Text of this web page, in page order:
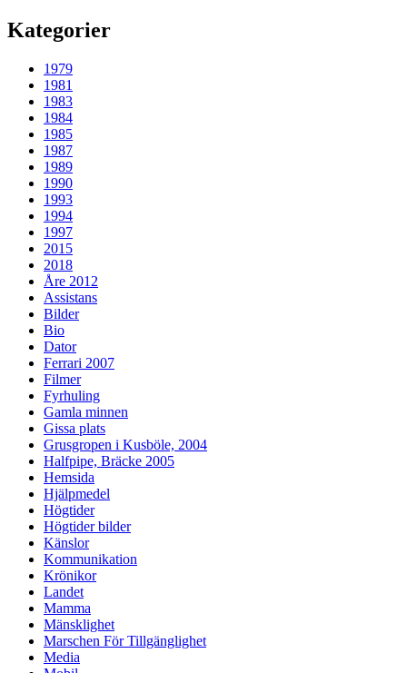
Kategorier
1979
1981
1983
1984
1985
1987
1989
1990
1993
1994
1997
2015
2018
Åre 2012
Assistans
Bilder
Bio
Dator
Ferrari 2007
Filmer
Fyrhuling
Gamla minnen
Gissa plats
Grusgropen i Kusböle, 2004
Halfpipe, Bräcke 2005
Hemsida
Hjälpmedel
Högtider
Högtider bilder
Känslor
Kommunikation
Krönikor
Landet
Mamma
Mänsklighet
Marschen För Tillgänglighet
Media